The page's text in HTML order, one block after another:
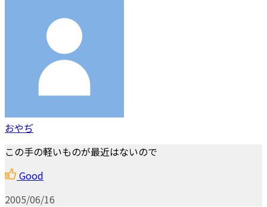
おやぢ
この手の軽いものが最近はないので
Good
2005/06/16